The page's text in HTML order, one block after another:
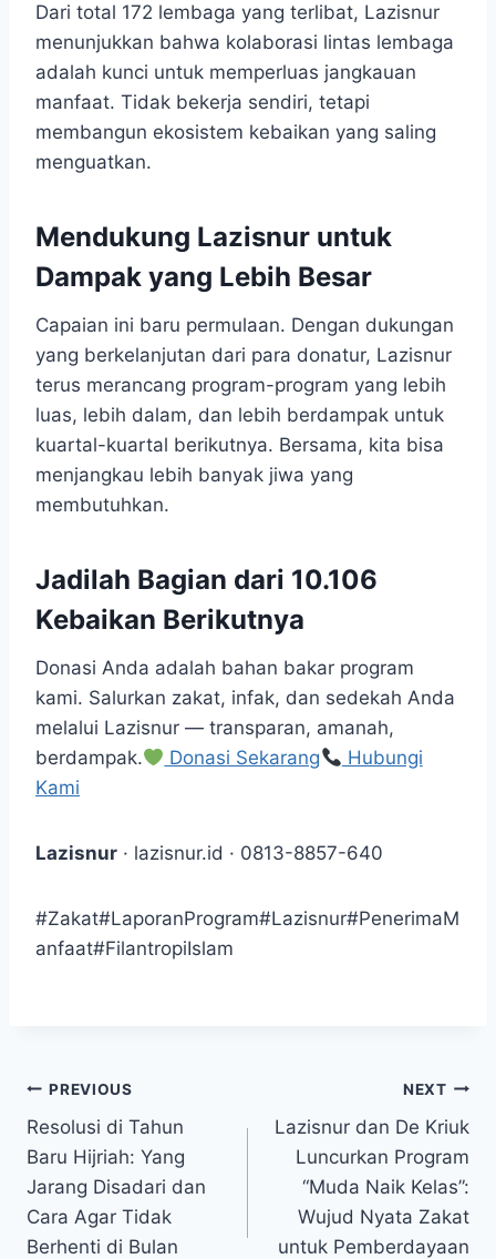
Dari total 172 lembaga yang terlibat, Lazisnur
menunjukkan bahwa kolaborasi lintas lembaga
adalah kunci untuk memperluas jangkauan
manfaat. Tidak bekerja sendiri, tetapi
membangun ekosistem kebaikan yang saling
menguatkan.
Mendukung Lazisnur untuk
Dampak yang Lebih Besar
Capaian ini baru permulaan. Dengan dukungan
yang berkelanjutan dari para donatur, Lazisnur
terus merancang program-program yang lebih
luas, lebih dalam, dan lebih berdampak untuk
kuartal-kuartal berikutnya. Bersama, kita bisa
menjangkau lebih banyak jiwa yang
membutuhkan.
Jadilah Bagian dari 10.106
Kebaikan Berikutnya
Donasi Anda adalah bahan bakar program
kami. Salurkan zakat, infak, dan sedekah Anda
melalui Lazisnur — transparan, amanah,
berdampak.
Donasi Sekarang
Hubungi
Kami
Lazisnur · lazisnur.id · 0813-8857-640
#Zakat#LaporanProgram#Lazisnur#PenerimaM
anfaat#FilantropiIslam
Post
navigation
PREVIOUS
Resolusi di Tahun
Baru Hijriah: Yang
Jarang Disadari dan
Cara Agar Tidak
Berhenti di Bulan
NEXT
Lazisnur dan De Kriuk
Luncurkan Program
“Muda Naik Kelas”:
Wujud Nyata Zakat
untuk Pemberdayaan